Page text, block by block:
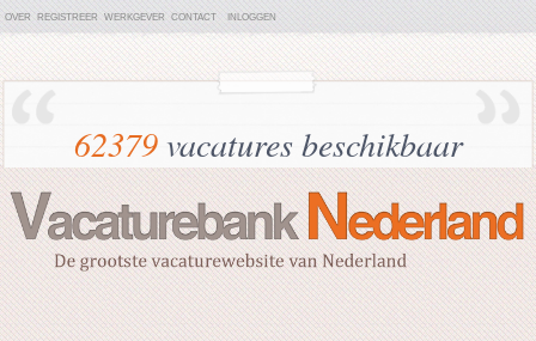
OVER REGISTREER WERKGEVER CONTACT INLOGGEN
62379vacatures beschikbaar